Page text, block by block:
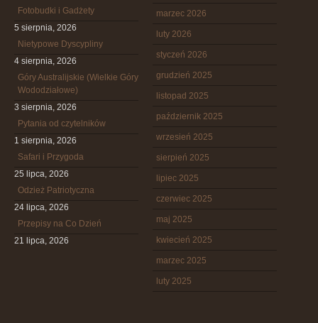
Fotobudki i Gadżety
5 sierpnia, 2026
Nietypowe Dyscypliny
4 sierpnia, 2026
Góry Australijskie (Wielkie Góry
Wododziałowe)
3 sierpnia, 2026
Pytania od czytelników
1 sierpnia, 2026
Safari i Przygoda
25 lipca, 2026
Odzież Patriotyczna
24 lipca, 2026
Przepisy na Co Dzień
21 lipca, 2026
marzec 2026
luty 2026
styczeń 2026
grudzień 2025
listopad 2025
październik 2025
wrzesień 2025
sierpień 2025
lipiec 2025
czerwiec 2025
maj 2025
kwiecień 2025
marzec 2025
luty 2025